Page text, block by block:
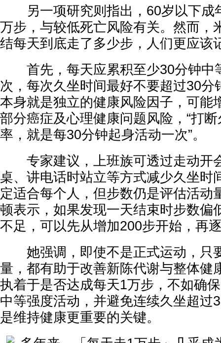
另一项研究则指出，60岁以下成
万步，与较低死亡风险有关。然而，
结每天到底走了多少步，人们更应该
首先，每天应累积至少30分钟中
次，每次久坐时间最好不要超过30分
本身就是独立的健康风险因子，可能
部分癌症及心理健康问题风险，“打
率，就是每30分钟起身活动一次”。
专家建议，上班族可透过走动开
桌、讲电话时站立等方式减少久坐时
定适合每个人，但步数仍是评估活动
顿表示，如果发现一天结束时步数偏
不足，可以先从增加200步开始，再
她强调，即使不是正式运动，只
量，都有助于改善新陈代谢与整体健
执着于是否达成每天1万步，不如确
中等强度活动，并避免连续久坐超过
是维持健康更重要的关键。